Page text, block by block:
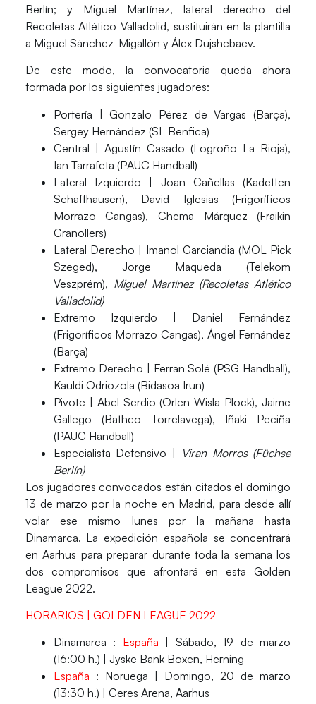
Berlín; y Miguel Martínez, lateral derecho del
Recoletas Atlético Valladolid, sustituirán en la plantilla
a Miguel Sánchez-Migallón y Álex Dujshebaev.
De este modo, laconvocatoria queda ahora
formada por los siguientes jugadores:
Portería | Gonzalo Pérez de Vargas (Barça),
Sergey Hernández (SL Benfica)
Central | Agustín Casado (Logroño La Rioja),
Ian Tarrafeta (PAUC Handball)
Lateral Izquierdo |
Joan Cañellas (Kadetten
Schaffhausen), David Iglesias (Frigoríficos
Morrazo Cangas), Chema Márquez (Fraikin
Granollers)
Lateral Derecho | Imanol Garciandia (MOL Pick
Szeged), Jorge Maqueda (Telekom
Veszprém), Miguel Martínez (Recoletas Atlético
Valladolid)
Extremo Izquierdo | Daniel Fernández
(Frigoríficos Morrazo Cangas), Ángel Fernández
(Barça)
Extremo Derecho | Ferran Solé (PSG Handball),
Kauldi Odriozola (Bidasoa Irun)
Pivote | Abel Serdio (Orlen Wisla Plock), Jaime
Gallego (Bathco Torrelavega), Iñaki Peciña
(PAUC Handball)
Especialista Defensivo |
Viran Morros (Füchse
Berlín)
Los jugadores convocados están citados eldomingo
13 de marzo por la noche en Madrid, para desde allí
volar ese mismo lunes por la mañana hasta
Dinamarca. La expedición española se concentrará
enAarhus para preparar durante toda la semana los
dos compromisos que afrontará en esta Golden
League 2022.
HORARIOS | GOLDEN LEAGUE 2022
Dinamarca : España
Sábado, 19 de marzo
(16:00 h.) | Jyske Bank Boxen, Herning
​España : Noruega | Domingo, 20 de marzo
(13:30 h.) | Ceres Arena, Aarhus